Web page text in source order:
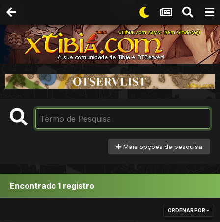
Mais opções de pesquisa
Encontrado 1 registro
ORDENAR POR